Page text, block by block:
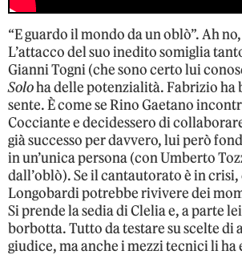
“E guardo il mondo da un oblò”. Ah
L’attacco del suo inedito somiglia
Gianni Togni (che sono certo lui
Soloha delle potenzialità. Fabrizio ha
sente. È come se Rino Gaetano
Cocciante e decidessero di
già successo per davvero, lui però
in un’unica persona (con Umberto
dall’oblò). Se il cantautorato è in
Longobardi potrebbe rivivere dei
Si prende la sedia di Clelia e, a parte
borbotta. Tutto da testare su scelte di
giudice, ma anche i mezzi tecnici li ha